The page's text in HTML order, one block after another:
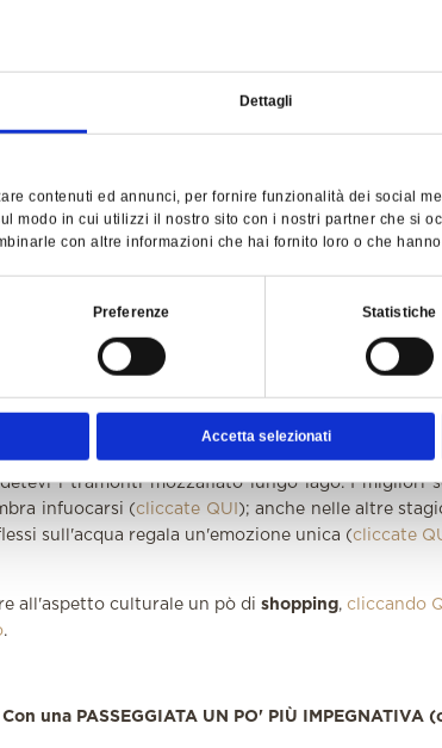
Dettagli
contenuti ed annunci, per fornire funzionalità dei social
modo in cui utilizzi il nostro sito con i nostri partner che si
con altre informazioni che hai fornito loro o che
Preferenze Statistiche
Accetta selezionati
San Vigilio databile tra VIII e il IX secolo.
visita della chiesa e della pieve sul sito della
sia un piccolo edificio, ad aula unica, di semplice
speciale, legata forse anche al piccolo
settimanale[davanti all'hotel e lungo lago]
mattina (9.00-13.00) vi suggeriamo di fare un
potrete assaggiare qualche formaggio locale
Se volete conoscere anche i giorni di mercato nei
[davanti all'hotel]
i tramonti mozzafiato lungo lago. I migliori
infuocarsi (cliccate QUI ); anche nelle altre
sull'acqua regala un'emozione unica (cliccate
all'aspetto culturale un pò di shopping, cliccando
.
Con una PASSEGGIATA UN PO' PIÙ IMPEGNATIVA